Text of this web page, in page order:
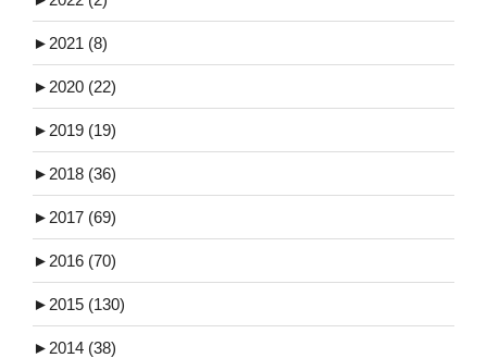
► 2021 (8)
► 2020 (22)
► 2019 (19)
► 2018 (36)
► 2017 (69)
► 2016 (70)
► 2015 (130)
► 2014 (38)